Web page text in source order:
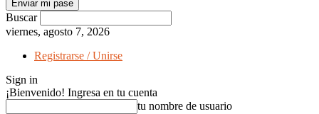
Buscar
viernes, agosto 7, 2026
Registrarse / Unirse
Sign in
¡Bienvenido! Ingresa en tu cuenta
tu nombre de usuario